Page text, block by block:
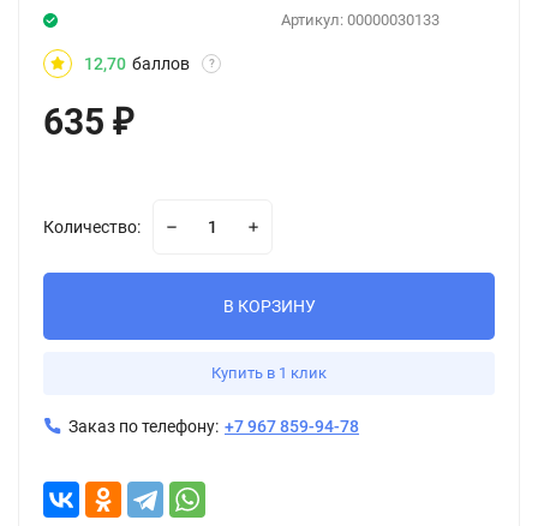
Артикул: 00000030133
12,70 баллов ?
635 ₽
Количество:
В КОРЗИНУ
Купить в 1 клик
Заказ по телефону: +7 967 859-94-78